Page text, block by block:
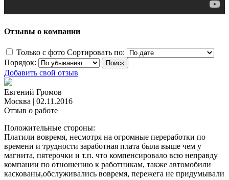
Отзывы о компании
Только с фото Сортировать по:
Порядок:
Добавить свой отзыв
Евгений Громов
Москва | 02.11.2016
Отзыв о работе
Положительные стороны:
Платили вовремя, несмотря на огромные переработки по
времени и трудности заработная плата была выше чем у
магнита, пятерочки и т.п. что компенсировало всю неправду
компании по отношению к работникам, также автомобили
каскованы,обслуживались вовремя, пережега не придумывали